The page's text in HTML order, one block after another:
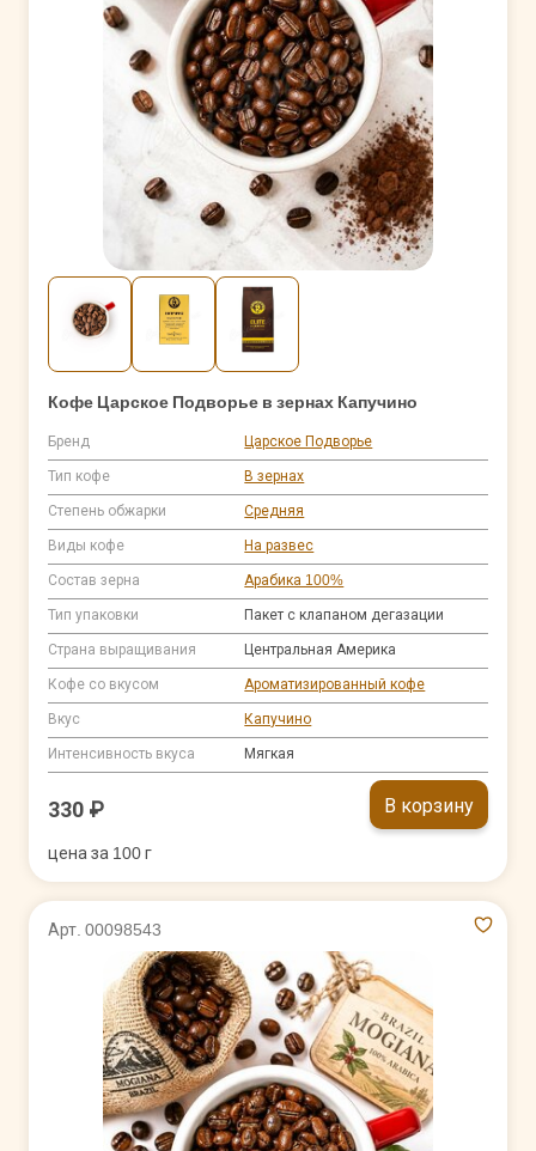
Кофе Царское Подворье в зернах Капучино
Бренд Царское Подворье
Тип кофе В зернах
Степень обжарки Средняя
Виды кофе На развес
Состав зерна Арабика 100%
Тип упаковки Пакет с клапаном дегазации
Страна выращивания Центральная Америка
Кофе со вкусом Ароматизированный кофе
Вкус Капучино
Интенсивность вкуса Мягкая
330 ₽ В корзину
цена за 100 г
Арт. 00098543